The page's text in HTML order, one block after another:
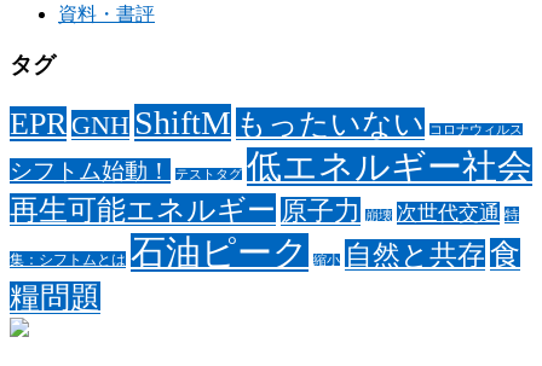
資料・書評
タグ
EPR GNH ShiftM もったいない コロナウィルス
シフトム始動！ テストタグ 低エネルギー社会
再生可能エネルギー 原子力 崩壊 次世代交通 特
集：シフトムとは 石油ピーク 縮小 自然と共存食
糧問題